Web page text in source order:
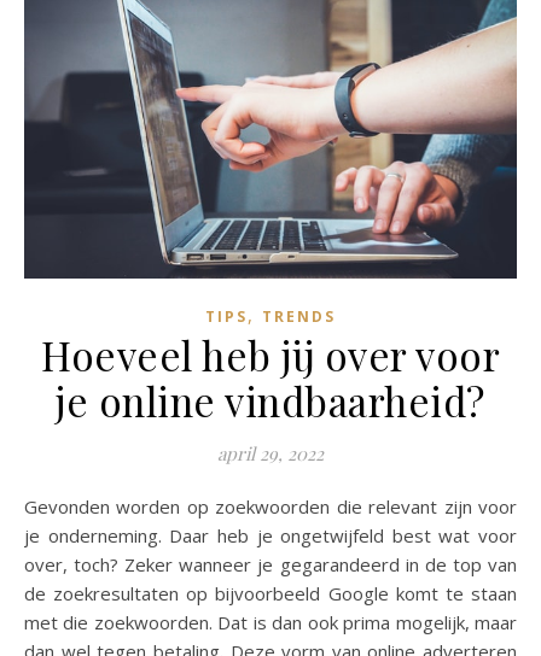
TIPS, TRENDS
Hoeveel heb jij over voor
je online vindbaarheid?
april 29, 2022
Gevonden worden op zoekwoorden die relevant zijn voor
je onderneming. Daar heb je ongetwijfeld best wat voor
over, toch? Zeker wanneer je gegarandeerd in de top van
de zoekresultaten op bijvoorbeeld Google komt te staan
met die zoekwoorden. Dat is dan ook prima mogelijk, maar